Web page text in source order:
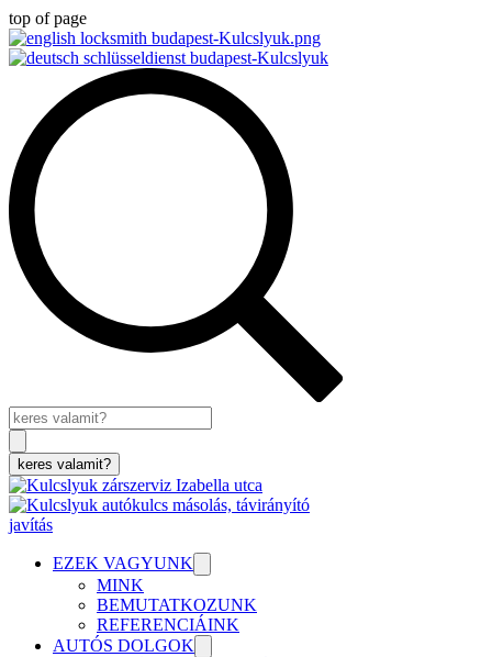
top of page
EZEK VAGYUNK
MINK
BEMUTATKOZUNK
REFERENCIÁINK
AUTÓS DOLGOK